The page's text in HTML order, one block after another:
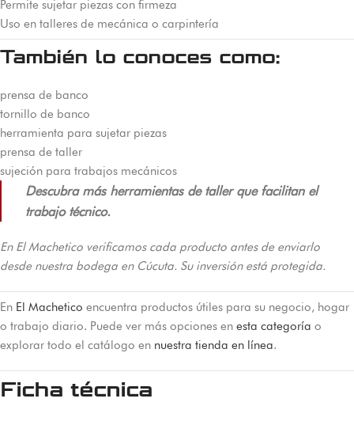
Permite sujetar piezas con firmeza
Uso en talleres de mecánica o carpintería
También lo conoces como:
prensa de banco
tornillo de banco
herramienta para sujetar piezas
prensa de taller
sujeción para trabajos mecánicos
Descubra más herramientas de taller que facilitan el
trabajo técnico.
En El Machetico verificamos cada producto antes de enviarlo
desde nuestra bodega en Cúcuta. Su inversión está protegida.
En El Machetico encuentra productos útiles para su negocio, hogar
o trabajo diario. Puede ver más opciones en esta categoría o
explorar todo el catálogo en nuestra tienda en línea.
Ficha técnica